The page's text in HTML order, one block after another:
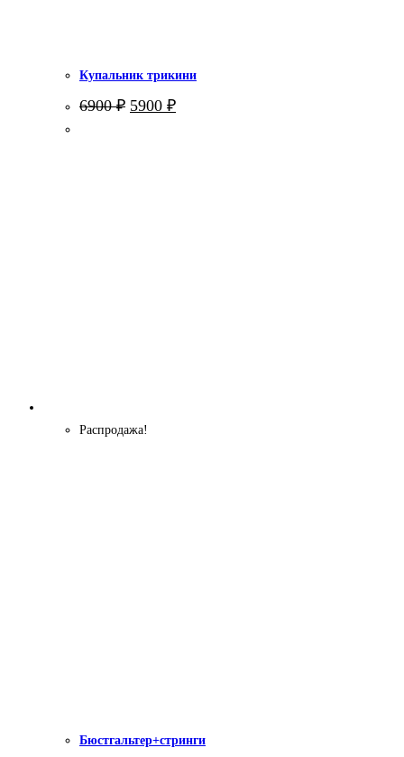
Купальник трикини
6900₽ Первоначальная
цена
5900 ₽Текущая
цена:
Распродажа!
Бюстгальтер+стринги